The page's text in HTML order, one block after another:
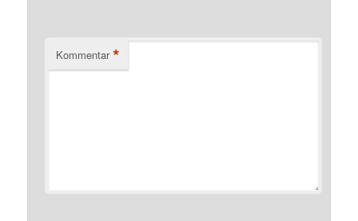
Kommentar *